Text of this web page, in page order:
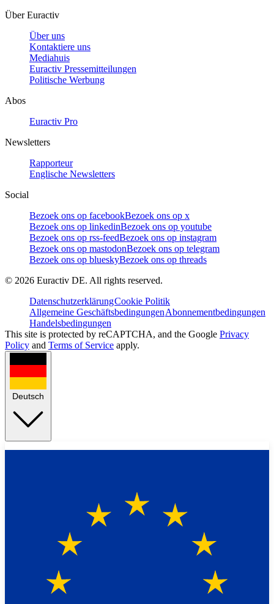
Über Euractiv
Über uns
Kontaktiere uns
Mediahuis
Euractiv Pressemitteilungen
Politische Werbung
Abos
Euractiv Pro
Newsletters
Rapporteur
Englische Newsletters
Social
Bezoek ons op facebookBezoek ons op x
Bezoek ons op linkedinBezoek ons op youtube
Bezoek ons op rss-feedBezoek ons op instagram
Bezoek ons op mastodonBezoek ons op telegram
Bezoek ons op blueskyBezoek ons op threads
© 2026 Euractiv DE. All rights reserved.
DatenschutzerklärungCookie Politik
Allgemeine GeschäftsbedingungenAbonnementbedingungen
Handelsbedingungen
This site is protected by reCAPTCHA, and the Google Privacy
Policy and Terms of Service apply.
Deutsch